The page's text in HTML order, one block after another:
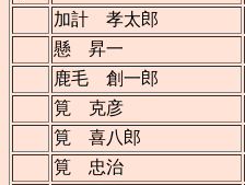
加計 孝太郎
懸 昇一
鹿毛 創一郎
筧 克彦
筧 喜八郎
筧 忠治